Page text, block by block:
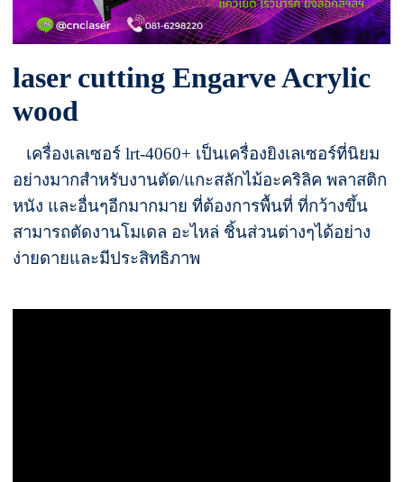
laser cutting Engarve Acrylic
wood
เครื่องเลเซอร์ lrt-4060+ เป็นเครื่องยิงเลเซอร์ที่นิยม
อย่างมากสำหรับงานตัด/แกะสลักไม้อะคริลิค พลาสติก
หนัง และอื่นๆอีกมากมาย ที่ต้องการพื้นที่ ที่กว้างขึ้น
สามารถตัดงานโมเดล อะไหล่ ชิ้นส่วนต่างๆได้อย่าง
ง่ายดายและมีประสิทธิภาพ